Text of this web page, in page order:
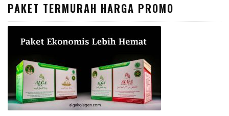
PAKET TERMURAH HARGA PROMO